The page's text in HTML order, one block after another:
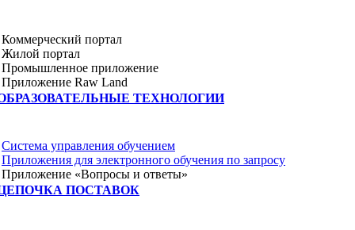
Коммерческий портал
Жилой портал
Промышленное приложение
Приложение Raw Land
ТЕХНОЛОГИИ
Система управления обучением
Приложения для электронного обучения по запросу
Приложение «Вопросы и ответы»
ПОСТАВОК